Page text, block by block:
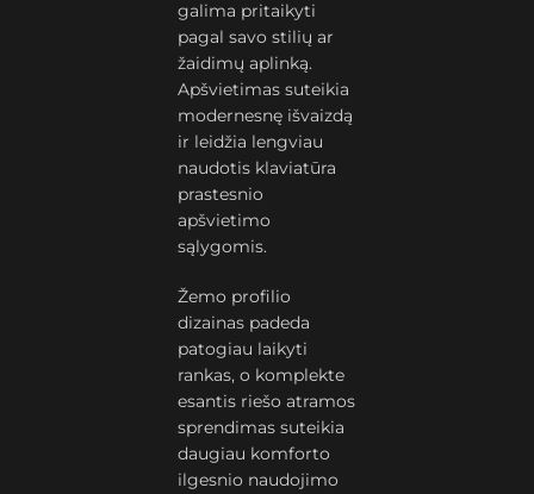
galima pritaikyti
pagal savo stilių ar
žaidimų aplinką.
Apšvietimas suteikia
modernesnę išvaizdą
ir leidžia lengviau
naudotis klaviatūra
prastesnio
apšvietimo
sąlygomis.
Žemo profilio
dizainas padeda
patogiau laikyti
rankas, o komplekte
esantis riešo atramos
sprendimas suteikia
daugiau komforto
ilgesnio naudojimo